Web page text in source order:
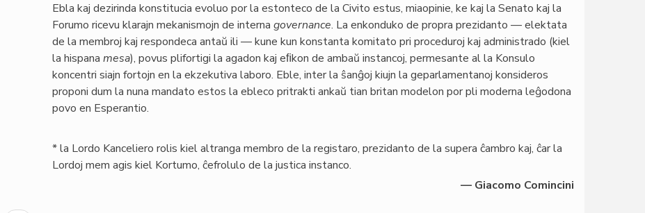
Ebla kaj dezirinda konstitucia evoluo por la estonteco de la Civito estus, miaopinie, ke kaj la Senato kaj la
Forumo ricevu klarajn mekanismojn de interna governance. La enkonduko de propra prezidanto — elektata
de la membroj kaj respondeca antaŭ ili — kune kun konstanta komitato pri proceduroj kaj administrado (kiel
la hispana mesa), povus plifortigi la agadon kaj eﬁkon de ambaŭ instancoj, permesante al la Konsulo
koncentri siajn fortojn en la ekzekutiva laboro. Eble, inter la ŝanĝoj kiujn la geparlamentanoj konsideros
proponi dum la nuna mandato estos la ebleco pritrakti ankaŭ tian britan modelon por pli moderna leĝodona
povo en Esperantio.
* la Lordo Kanceliero rolis kiel altranga membro de la registaro, prezidanto de la supera ĉambro kaj, ĉar la
Lordoj mem agis kiel Kortumo, ĉefrolulo de la justica instanco.
— Giacomo Comincini